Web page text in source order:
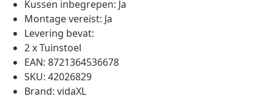
Kussen inbegrepen: Ja
Montage vereist: Ja
Levering bevat:
2 x Tuinstoel
EAN: 8721364536678
SKU: 42026829
Brand: vidaXL